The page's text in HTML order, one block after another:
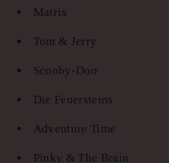
Matrix
Tom & Jerry
Scooby-Doo
Die Feuersteins
Adventure Time
Pinky & The Brain